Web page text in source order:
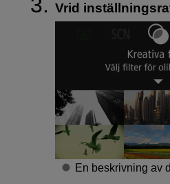
Vrid
En beskrivning av